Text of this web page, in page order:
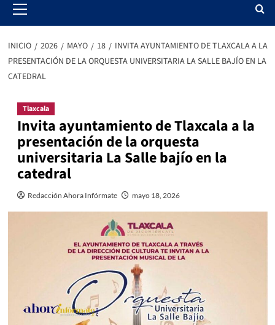
Menu
INICIO 2026 MAYO 18
INVITA AYUNTAMIENTO DE TLAXCALA A LA
PRESENTACIÓN DE LA ORQUESTA UNIVERSITARIA LA SALLE BAJÍO EN LA
CATEDRAL
Tlaxcala
Invita ayuntamiento de Tlaxcala a la
presentación de la orquesta
universitaria La Salle bajío en la
catedral
Redacción Ahora Infórmate mayo 18, 2026